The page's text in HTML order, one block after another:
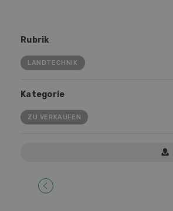
Rubrik
LANDTECHNIK
Kategorie
ZU VERKAUFEN